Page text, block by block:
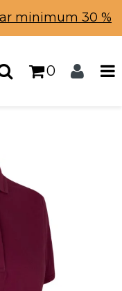
minimum 30 %
0